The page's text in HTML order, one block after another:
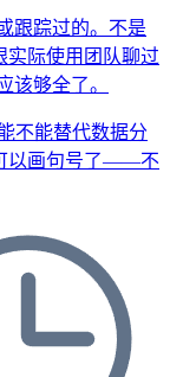
跟踪过的。不是
实际使用团队聊过
该够全了。
不能替代数据分
以画句号了——不